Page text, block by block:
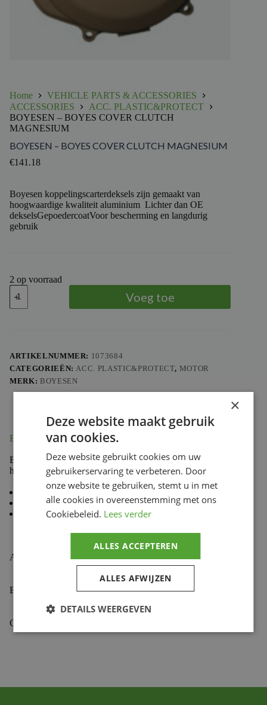
Home
VEHICLE PARTS & ACCESSORIES
ACCESSORIES
ACC. PLASTIC&PROTECT
BOYESEN – BOYES COVER CLUTCH
MAGNESIUM
BOYESEN – BOYES COVER CLUTCH MAGNESIUM
€141.18
Boyesen koppelingscarterdeksels zijn gemaakt van
hoogwaardige kwaliteit aluminium Lichter dan OE
dekselsGepoedercoatVoor bescherming en langdurig
gebruik
2 op voorraad
BOYESEN
BOYES
Voeg toe
ARTIKELNUMMER: 1073684
CATEGORIEËN: ACC. PLASTIC&PROTECT, MOTOR
MERK: BOYESEN
Beschrijving
Boyesen koppelingscarterdeksels zijn gemaakt van
hoogwaardige kwaliteit aluminium
Lichter dan OE deksels
Gepoedercoat
Voor bescherming en langdurig gebruik
Aanvullende informatie
Beoordelingen (0)
Gekoppelde Motoren
×
Deze website maakt gebruik
van cookies.
Deze website gebruikt cookies om uw
gebruikerservaring te verbeteren. Door
onze website te gebruiken, stemt u in met
alle cookies in overeenstemming met ons
Cookiebeleid. Lees verder
ALLES ACCEPTEREN
ALLES AFWIJZEN
DETAILS WEERGEVEN